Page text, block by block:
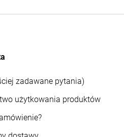
zadawane pytania)
użytkowania produktów